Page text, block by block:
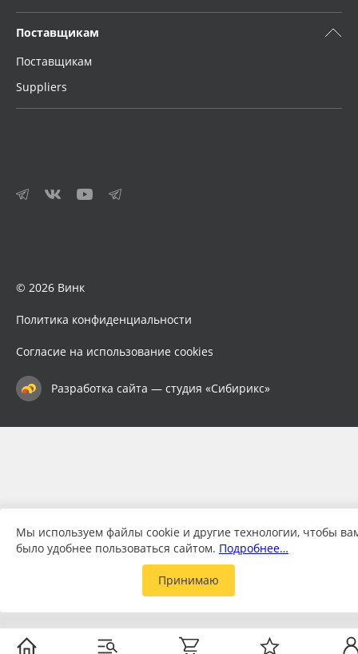
Поставщикам
Поставщикам
Suppliers
© 2026 Винк
Политика конфиденциальности
Согласие на использование cookies
Разработка сайта — студия «Сибирикс»
Мы используем файлы cookie и другие технологии, чтобы
было удобнее пользоваться сайтом. Подробнее…
Принимаю